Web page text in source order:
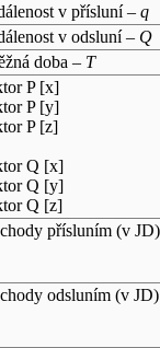
v přísluní – q
v odsluní – Q
doba – T
P [x]
P [y]
P [z]
Q [x]
Q [y]
Q [z]
přísluním (v JD)
odsluním (v JD)